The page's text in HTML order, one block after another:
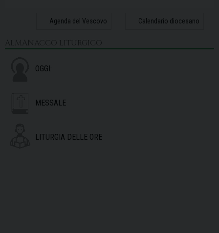
Agenda del Vescovo Calendario diocesano
ALMANACCO LITURGICO
OGGI:
MESSALE
LITURGIA DELLE ORE